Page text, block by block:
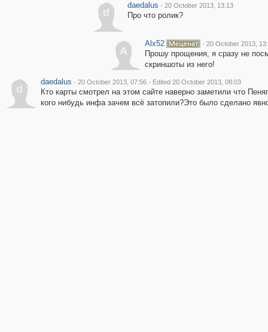
d
daedalus · 20 October 2013, 13:13
Про что ролик?
A
Alx52 · 20 October 2013,
Прошу прощения, я сразу не
скриншоты из него!
d
daedalus · 20 October 2013, 07:56 · Edited 20 October 2013, 08:03
Кто карты смотрел на этом сайте наверно заметили что
кого нибудь инфа зачем всё затопили?Это было сделано